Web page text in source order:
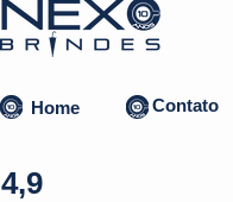
Home Contato
4,9